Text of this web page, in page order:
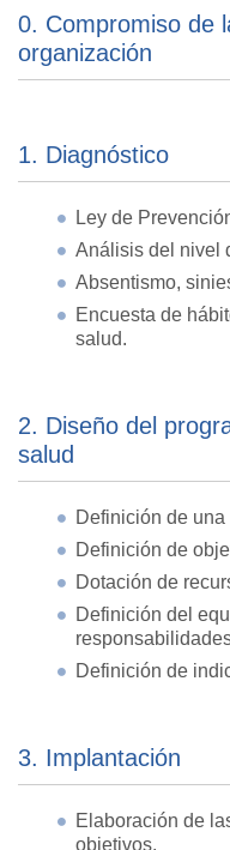
0. Compromiso de
organización
1. Diagnóstico
Ley de
Análisis del nivel
Absentismo,
Encuesta de
salud.
2. Diseño del
salud
Definición de
Definición de
Dotación de
Definición del
Definición de
3. Implantación
Elaboración de
objetivos.